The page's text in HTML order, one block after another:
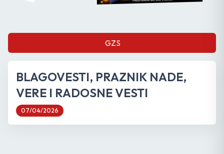
GZS
BLAGOVESTI, PRAZNIK NADE,
VERE I RADOSNE VESTI
07/04/2026